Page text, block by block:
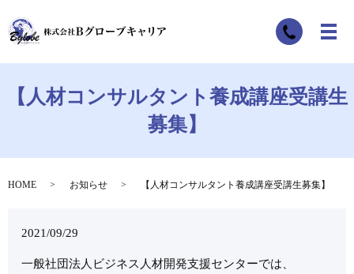
【人材コンサルタント養成講座受講生
募集】
HOME お知らせ 【人材コンサルタント養成講座受講生募集】
2021/09/29
一般社団法人ビジネス人材開発支援センターでは、